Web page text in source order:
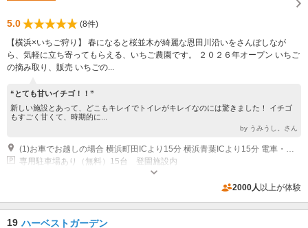
5.0
(8件)
【横浜×いちご狩り】 春になると桜並木が綺麗な恩田川沿いをさんぽしなが
ら、気軽に立ち寄ってもらえる、いちご農園です。 ２０２６年オープン いちご
の摘み取り、販売 いちごの...
“とても甘いイチゴ！！”
新しい施設とあって、どこもキレイでトイレがキレイなのには驚きました！ イチゴ
もすごく甘くて、時期的に...
by うみうし。さん
(1)お車でお越しの場合 横浜町田ICより15分 横浜青葉ICより15分 電車・バスでお越しの場合 JR横浜線・東急田園都市線長津田駅下車徒歩15分、神奈中「堀之内」バス停下車後徒歩3分
専用駐車場あり（無料）15台 登園施設内
2000人 以上が体験
19 ハーベストガーデン